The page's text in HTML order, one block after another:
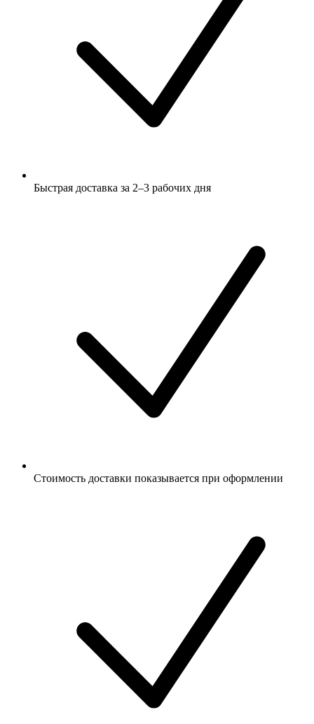
Быстрая доставка за 2–3 рабочих дня
Стоимость доставки показывается при оформлении